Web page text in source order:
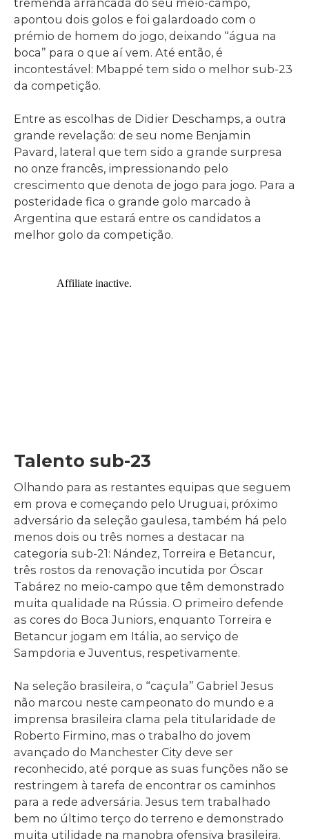
apontou dois golos e foi galardoado com o
prémio de homem do jogo, deixando “água na
boca” para o que aí vem. Até então, é
incontestável: Mbappé tem sido o melhor sub-23
da competição.
Entre as escolhas de Didier Deschamps, a outra
grande revelação: de seu nome Benjamin
Pavard, lateral que tem sido a grande surpresa
no onze francês, impressionando pelo
crescimento que denota de jogo para jogo. Para a
posteridade fica o grande golo marcado à
Argentina que estará entre os candidatos a
melhor golo da competição.
Talento sub-23
Olhando para as restantes equipas que seguem
em prova e começando pelo Uruguai, próximo
adversário da seleção gaulesa, também há pelo
menos dois ou três nomes a destacar na
categoria sub-21: Nández, Torreira e Betancur,
três rostos da renovação incutida por Óscar
Tabárez no meio-campo que têm demonstrado
muita qualidade na Rússia. O primeiro defende
as cores do Boca Juniors, enquanto Torreira e
Betancur jogam em Itália, ao serviço de
Sampdoria e Juventus, respetivamente.
Na seleção brasileira, o “caçula” Gabriel Jesus
não marcou neste campeonato do mundo e a
imprensa brasileira clama pela titularidade de
Roberto Firmino, mas o trabalho do jovem
avançado do Manchester City deve ser
reconhecido, até porque as suas funções não se
restringem à tarefa de encontrar os caminhos
para a rede adversária. Jesus tem trabalhado
bem no último terço do terreno e demonstrado
muita utilidade na manobra ofensiva brasileira.